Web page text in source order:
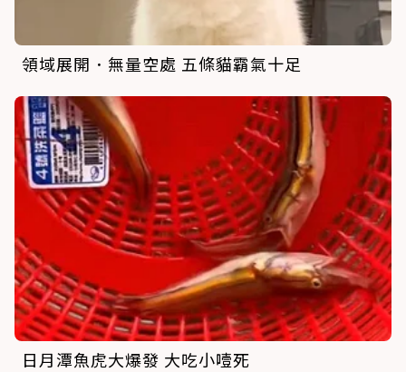
領域展開．無量空處 五條貓霸氣十足
日月潭魚虎大爆發 大吃小噎死